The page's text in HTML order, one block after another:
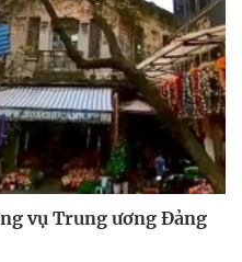
vụ Trung ương Đảng